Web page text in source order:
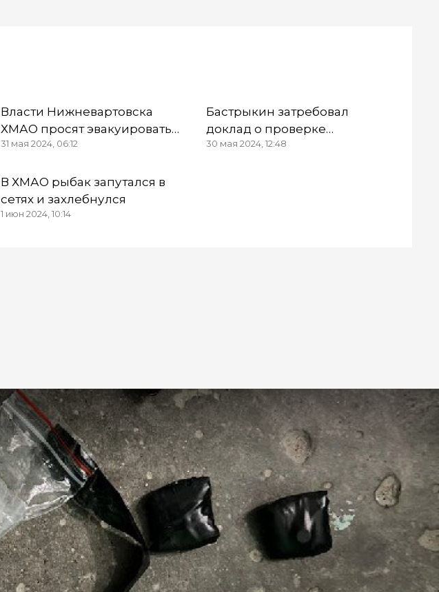
Власти Нижневартовска
ХМАО просят эвакуироваться
дачников из-за угрозы
31 мая 2024, 06:12
Бастрыкин затребовал
доклад о проверке
лифтового оборудования в
30 мая 2024, 12:48
В ХМАО рыбак запутался в
сетях и захлебнулся
1 июн 2024, 10:14